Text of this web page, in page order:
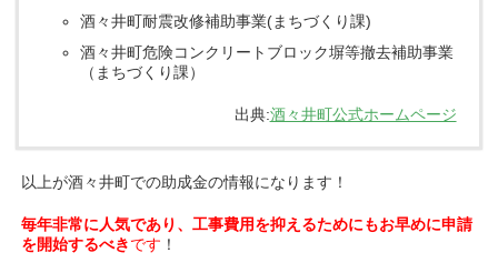
酒々井町耐震改修補助事業(まちづくり課)
酒々井町危険コンクリートブロック塀等撤去補助事業
（まちづくり課）
出典:酒々井町公式ホームページ
以上が酒々井町での助成金の情報になります！
毎年非常に人気であり、工事費用を抑えるためにもお早めに申請
を開始するべきです ！